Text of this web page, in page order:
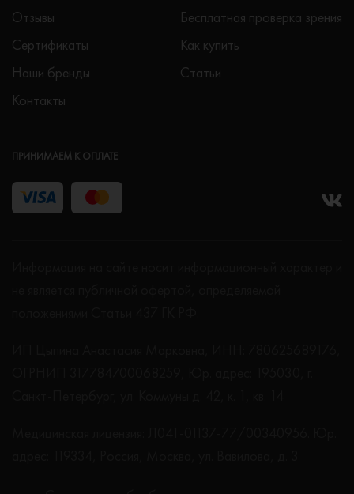
Отзывы
Сертификаты
Наши бренды
Контакты
Бесплатная проверка зрения
Как купить
Статьи
ПРИНИМАЕМ К ОПЛАТЕ